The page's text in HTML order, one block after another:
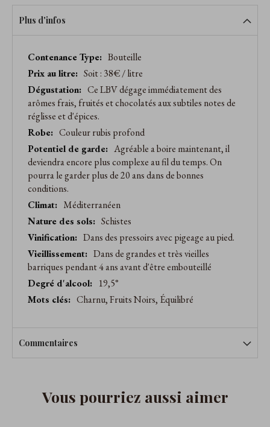
Plus d'infos
Caractéristiques
produit
Bouteille
Soit : 38€ / litre
Ce LBV dégage immédiatement des
arômes frais, fruités et chocolatés aux subtiles notes de
réglisse et d'épices.
Couleur rubis profond
Agréable a boire maintenant, il
deviendra encore plus complexe au fil du temps. On
pourra le garder plus de 20 ans dans de bonnes
conditions.
Méditerranéen
Schistes
Dans des pressoirs avec pigeage au pied.
Dans de grandes et très vieilles
barriques pendant 4 ans avant d'être embouteillé
19,5°
Charnu, Fruits Noirs, Équilibré
Commentaires
Vous pourriez aussi aimer